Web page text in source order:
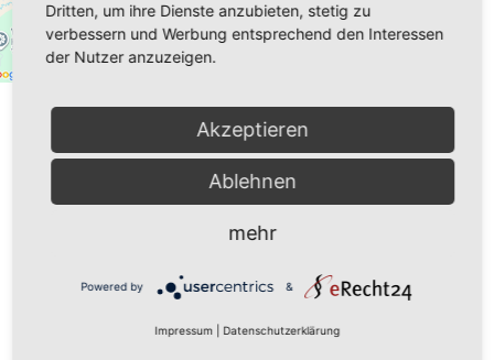
Ihren Aktivitäten sammeln. Bitte lesen Sie
die Details durch und stimmen Sie der
Nutzung des Service zu, um diese Karte
Mehr Informationen
Management Platform
19:00
Gemeindehaus der katholischen
Dritten, um ihre Dienste anzubieten, stetig zu
verbessern und Werbung entsprechend den Interessen
der Nutzer anzuzeigen.
Akzeptieren
Ablehnen
mehr
Powered by &
Impressum Datenschutzerklärung